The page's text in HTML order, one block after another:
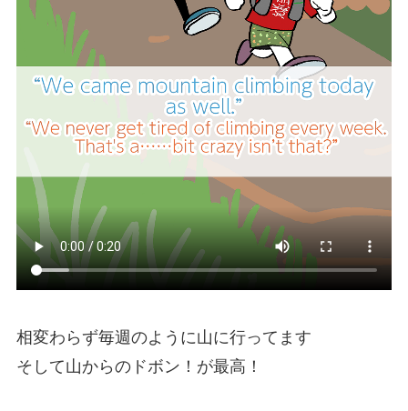
相変わらず毎週のように山に行ってます
そして山からのドボン！が最高！